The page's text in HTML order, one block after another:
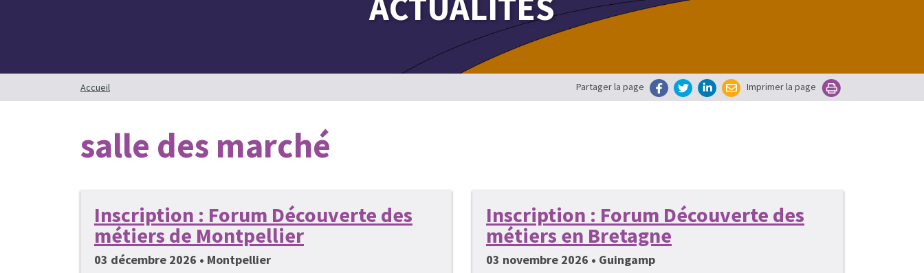
Accueil Partager la page Imprimer la page
salle des marché
Inscription : Forum Découverte des
métiers de Montpellier
03 décembre 2026 • Montpellier
Inscription : Forum Découverte des
métiers en Bretagne
03 novembre 2026 • Guingamp